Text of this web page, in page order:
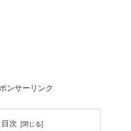
ンサーリンク
目次